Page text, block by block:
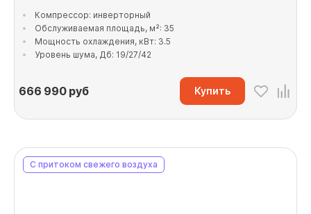
Компрессор: инверторный
Обслуживаемая площадь, м²: 35
Мощность охлаждения, кВт: 3.5
Уровень шума, Дб: 19/27/42
666 990руб Купить
С притоком свежего воздуха